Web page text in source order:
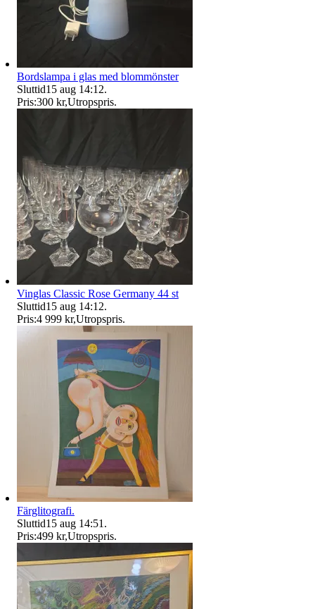
Bordslampa i glas med blommönster
Sluttid15 aug 14:12.
Pris:300 kr,Utropspris.
Vinglas Classic Rose Germany 44 st
Sluttid15 aug 14:12.
Pris:4 999 kr,Utropspris.
Färglitografi.
Sluttid15 aug 14:51 .
Pris:499 kr,Utropspris.